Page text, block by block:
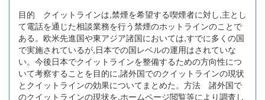
目的 クイットラインは,禁煙を希望する喫煙者に対し,主とし
て電話を通じた相談業務を行う禁煙のホットラインのことで
ある。欧米先進国や東アジア諸国においては,すでに多くの国
で実施されているが,日本での国レベルの運用はされていな
い。今後日本でクイットラインを整備するための方向性につ
いて考察することを目的に,諸外国でのクイットラインの現状
とクイットラインの効果についてまとめた。方法 諸外国で
のクイットラインの現状を,ホームページ閲覧等により調査し